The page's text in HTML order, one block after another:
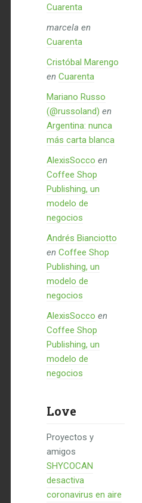
Cuarenta
marcela en
Cuarenta
Cristóbal Marengo
en Cuarenta
Mariano Russo
(@russoland) en
Argentina: nunca
más carta blanca
AlexisSocco en
Coffee Shop
Publishing, un
modelo de
negocios
Andrés Bianciotto
en Coffee Shop
Publishing, un
modelo de
negocios
AlexisSocco en
Coffee Shop
Publishing, un
modelo de
negocios
Love
Proyectos y
amigos
SHYCOCAN
desactiva
coronavirus en aire